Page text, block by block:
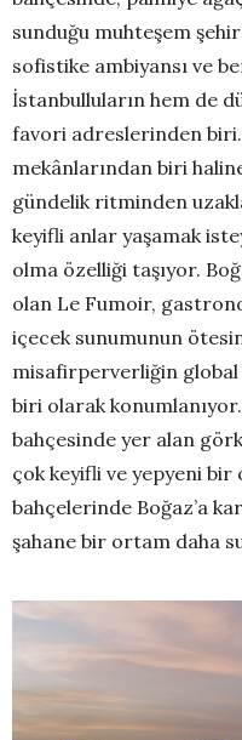
sunduğu muhteşem
sofistike ambiyansı ve
İstanbulluların hem de
favori adreslerinden biri.
mekânlarından biri
gündelik ritminden
keyifli anlar yaşamak
olma özelliği taşıyor.
olan Le Fumoir,
içecek sunumunun
misafirperverliğin
biri olarak
bahçesinde yer alan
çok keyifli ve yepyeni bir
bahçelerinde Boğaz’a
şahane bir ortam daha